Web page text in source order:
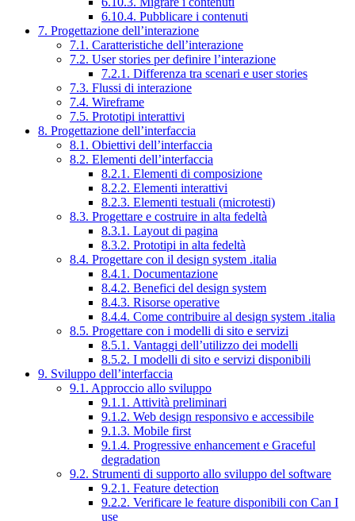
6.10.4. Pubblicare i contenuti
7. Progettazione dell’interazione
7.1. Caratteristiche dell’interazione
7.2. User stories per definire l’interazione
7.2.1. Differenza tra scenari e user stories
7.3. Flussi di interazione
7.4. Wireframe
7.5. Prototipi interattivi
8. Progettazione dell’interfaccia
8.1. Obiettivi dell’interfaccia
8.2. Elementi dell’interfaccia
8.2.1. Elementi di composizione
8.2.2. Elementi interattivi
8.2.3. Elementi testuali (microtesti)
8.3. Progettare e costruire in alta fedeltà
8.3.1. Layout di pagina
8.3.2. Prototipi in alta fedeltà
8.4. Progettare con il design system .italia
8.4.1. Documentazione
8.4.2. Benefici del design system
8.4.3. Risorse operative
8.4.4. Come contribuire al design system .italia
8.5. Progettare con i modelli di sito e servizi
8.5.1. Vantaggi dell’utilizzo dei modelli
8.5.2. I modelli di sito e servizi disponibili
9. Sviluppo dell’interfaccia
9.1. Approccio allo sviluppo
9.1.1. Attività preliminari
9.1.2. Web design responsivo e accessibile
9.1.3. Mobile first
9.1.4. Progressive enhancement e Graceful
degradation
9.2. Strumenti di supporto allo sviluppo del software
9.2.1. Feature detection
9.2.2. Verificare le feature disponibili con Can I
use